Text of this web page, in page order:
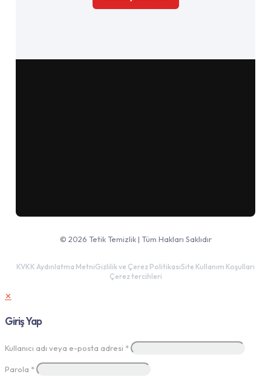
© 2026 Tetik Temizlik | Tüm Hakları Saklıdır
KVKK Aydınlatma MetniGizlilik ve Çerez PolitikasıSite Kullanım Koşulları
Çerez tercihleri
✕
Giriş Yap
Kullanıcı adı veya e-posta adresi *
Parola *